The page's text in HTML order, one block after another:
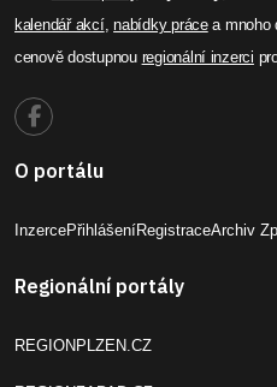
kalendář akcí,nabídky prácea mnoho
cenově dostupnou regionální inzerci
O portálu
InzercePřihlášeníRegistraceArchiv
Regionální portály
REGIONPLZEN.CZ